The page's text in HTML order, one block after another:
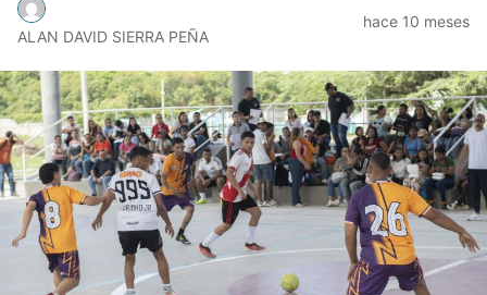
ALAN DAVID SIERRA PEÑA
hace 10 meses